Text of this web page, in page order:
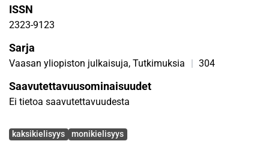
ISSN
2323-9123
Sarja
Vaasan yliopiston julkaisuja, Tutkimuksia | 304
Saavutettavuusominaisuudet
Ei tietoa saavutettavuudesta
Avainsanat
kaksikielisyys monikielisyys